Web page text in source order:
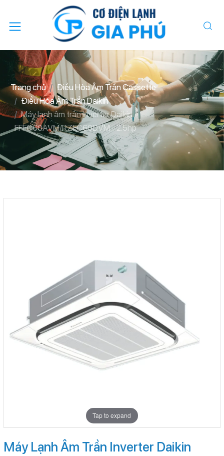
Trang chủ
Điều Hòa Âm Trần Cassette
Điều Hòa Âm Trần Daikin
Máy lạnh âm trần Inverter Daikin
FFFC60AVM/RZFC60DVM - 2.5hp
Tap to expand
Máy Lạnh Âm Trần Inverter Daikin